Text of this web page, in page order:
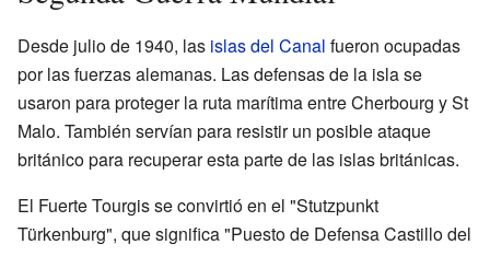
Desde julio de 1940, las islas del Canal fueron ocupadas
por las fuerzas alemanas. Las defensas de la isla se
usaron para proteger la ruta marítima entre Cherbourg y St
Malo. También servían para resistir un posible ataque
británico para recuperar esta parte de las islas británicas.
El Fuerte Tourgis se convirtió en el "Stutzpunkt
Türkenburg", que significa "Puesto de Defensa Castillo del